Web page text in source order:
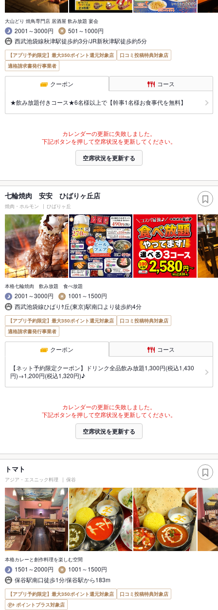
大山どり 焼鳥専門店 居酒屋 飲み放題 宴会
2001～3000円
501～1000円
西武池袋線秋津駅徒歩約3分/JR新秋津駅徒歩約5分
【アプリ予約限定】最大350ポイント還元対象店
口コミ投稿特典対象店
適格請求書発行事業者
クーポン コース
★飲み放題付きコース★6名様以上で【幹事1名様お食事代を無料】
カレンダーの更新に失敗しました。
下記ボタンを押して空席状況を更新してください。
空席状況を更新する
七輪焼肉 安安 ひばりヶ丘店
焼肉・ホルモン ひばりヶ丘
本格七輪焼肉 飲み放題 食べ放題
2001～3000円
1001～1500円
西武池袋線ひばりｹ丘(東京)駅南口より徒歩約4分
【アプリ予約限定】最大350ポイント還元対象店
口コミ投稿特典対象店
適格請求書発行事業者
クーポン コース
【ネット予約限定クーポン】ドリンク全品飲み放題1,300円(税込1,430
円)→1,200円(税込1,320円)♪
カレンダーの更新に失敗しました。
下記ボタンを押して空席状況を更新してください。
空席状況を更新する
トマト
アジア・エスニック料理 保谷
本格カレーと創作料理を楽しむ空間
1501～2000円
1001～1500円
保谷駅南口徒歩1分/保谷駅から183m
【アプリ予約限定】最大350ポイント還元対象店
口コミ投稿特典対象店
ポイントプラス対象店